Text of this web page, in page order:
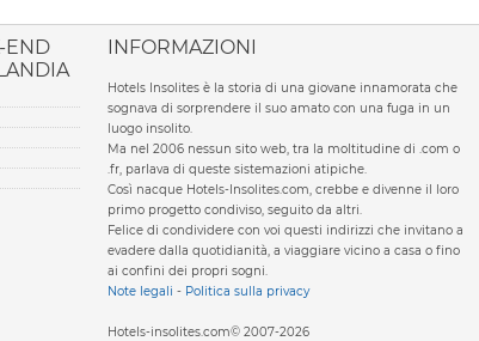
END
INFORMAZIONI
Hotels Insolites è la storia di una giovane innamorata che
sognava di sorprendere il suo amato con una fuga in un
luogo insolito.
Ma nel 2006 nessun sito web, tra la moltitudine di .com o
.fr, parlava di queste sistemazioni atipiche.
Così nacque Hotels-Insolites.com, crebbe e divenne il loro
primo progetto condiviso, seguito da altri.
Felice di condividere con voi questi indirizzi che invitano a
evadere dalla quotidianità, a viaggiare vicino a casa o fino
ai confini dei propri sogni.
Note legali - Politica sulla privacy
Hotels-insolites.com© 2007-2026